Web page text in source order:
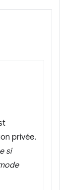
privée.
si